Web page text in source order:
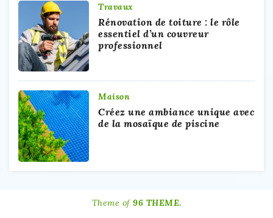
Travaux
Rénovation de toiture : le rôle
essentiel d’un couvreur
professionnel
Maison
Créez une ambiance unique avec
de la mosaïque de piscine
Theme of 96 THEME.